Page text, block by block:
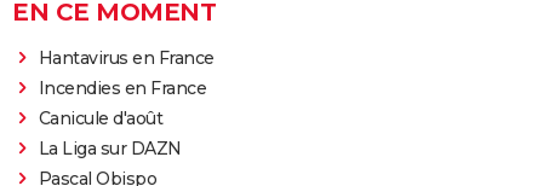
EN CE MOMENT
Hantavirus en France
Incendies en France
Canicule d'août
La Liga sur DAZN
Pascal Obispo